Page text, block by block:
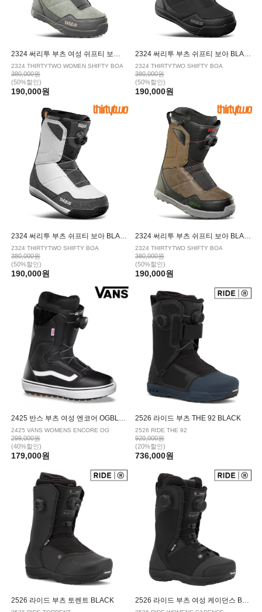
2324 써리투 부츠 여성 쉬프티 보아 STONE
2324 THIRTYTWO WOMEN SHIFTY BOA
380,000원
(50%할인)
190,000원
2324 써리투 부츠 쉬프티 보아 BLACK
2324 THIRTYTWO SHIFTY BOA
380,000원
(50%할인)
190,000원
2324 써리투 부츠 쉬프티 보아 BLACK/WHITE
2324 THIRTYTWO SHIFTY BOA
380,000원
(50%할인)
190,000원
2324 써리투 부츠 쉬프티 보아 BLACK/BROWN
2324 THIRTYTWO SHIFTY BOA
380,000원
(50%할인)
190,000원
2425 반스 부츠 여성 엔코어 OGBLACK WHITE 20
2425 VANS WOMENS ENCORE OG
299,000원
(40%할인)
179,000원
2526 라이드 부츠 THE 92 BLACK
2526 RIDE THE 92
920,000원
(20%할인)
736,000원
2526 라이드 부츠 토렌트 BLACK 2526 라이드 부츠 여성 케이던스 BLACK